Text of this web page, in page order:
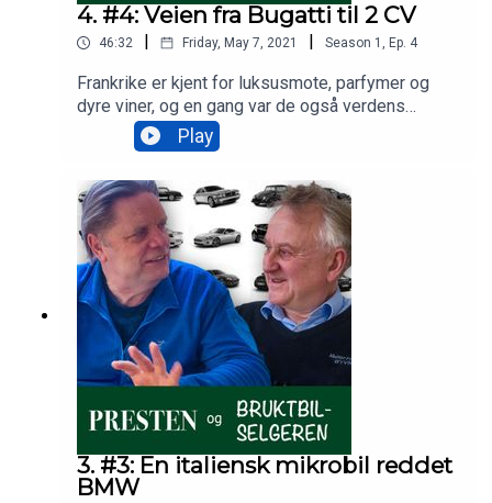
4. #4: Veien fra Bugatti til 2 CV
46:32 | Friday, May 7, 2021 | Season 1 , Ep. 4
Frankrike er kjent for luksusmote, parfymer og
dyre viner, og en gang var de også verdens
fremste leverandør av luksusbiler. Men så
skjedde det noe - som ga oss 2CV og Renault 4.
De to går i gang med merkelige Frankrike.
Play
3. #3: En italiensk mikrobil reddet
BMW